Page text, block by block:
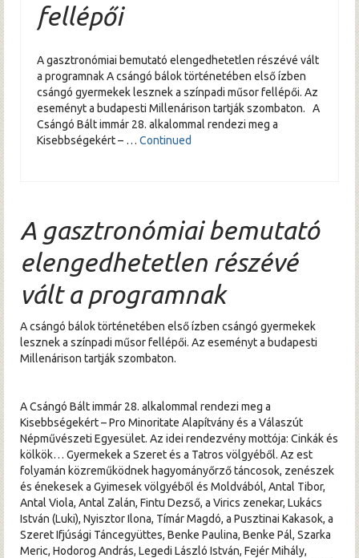
fellépői
A gasztronómiai bemutató elengedhetetlen részévé vált
a programnak A csángó bálok történetében első ízben
csángó gyermekek lesznek a színpadi műsor fellépői. Az
eseményt a budapesti Millenárison tartják szombaton. A
Csángó Bált immár 28. alkalommal rendezi meg a
Kisebbségekért – … Continued
A gasztronómiai bemutató
elengedhetetlen részévé
vált a programnak
A csángó bálok történetében első ízben csángó gyermekek
lesznek a színpadi műsor fellépői. Az eseményt a budapesti
Millenárison tartják szombaton.
A Csángó Bált immár 28. alkalommal rendezi meg a
Kisebbségekért – Pro Minoritate Alapítvány és a Válaszút
Népművészeti Egyesület. Az idei rendezvény mottója: Cinkák és
kölkök… Gyermekek a Szeret és a Tatros völgyéből. Az est
folyamán közreműködnek hagyományőrző táncosok, zenészek
és énekesek a Gyimesek völgyéből és Moldvából, Antal Tibor,
Antal Viola, Antal Zalán, Fintu Dezső, a Virics zenekar, Lukács
István (Luki), Nyisztor Ilona, Tímár Magdó, a Pusztinai Kakasok, a
Szeret Ifjúsági Táncegyüttes, Benke Paulina, Benke Pál, Szarka
Meric, Hodorog András, Legedi László István, Fejér Mihály,